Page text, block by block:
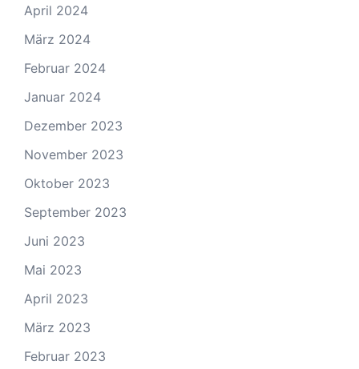
April 2024
März 2024
Februar 2024
Januar 2024
Dezember 2023
November 2023
Oktober 2023
September 2023
Juni 2023
Mai 2023
April 2023
März 2023
Februar 2023